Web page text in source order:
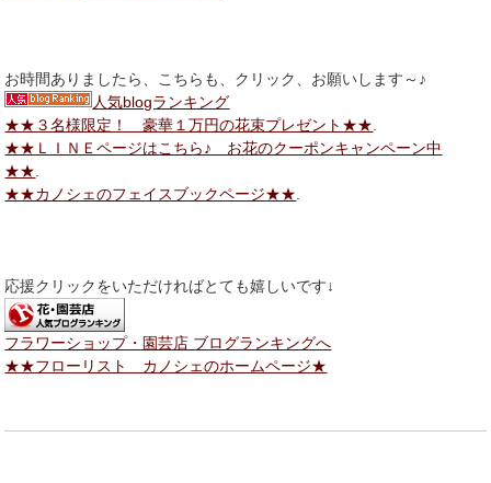
お時間ありましたら、こちらも、クリック、お願いします～♪
人気blogランキング
★★３名様限定！ 豪華１万円の花束プレゼント★★
★★ＬＩＮＥページはこちら♪ お花のクーポンキャンペーン中
★★
★★カノシェのフェイスブックページ★★
応援クリックをいただければとても嬉しいです↓
フラワーショップ・園芸店 ブログランキングへ
★★フローリスト カノシェのホームページ★